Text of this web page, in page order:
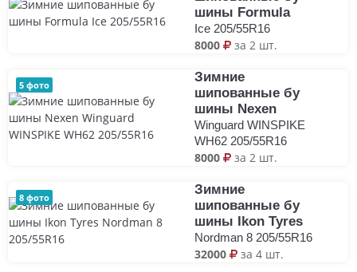
шины Formula
Ice 205/55R16
8000 за 2 шт.
5 фото
Зимние
шипованные бу
шины Nexen
Winguard WINSPIKE
WH62 205/55R16
8000 за 2 шт.
8 фото
Зимние
шипованные бу
шины Ikon Tyres
Nordman 8 205/55R16
32000 за 4 шт.